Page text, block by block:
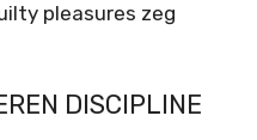
pleasures zeg
DISCIPLINE